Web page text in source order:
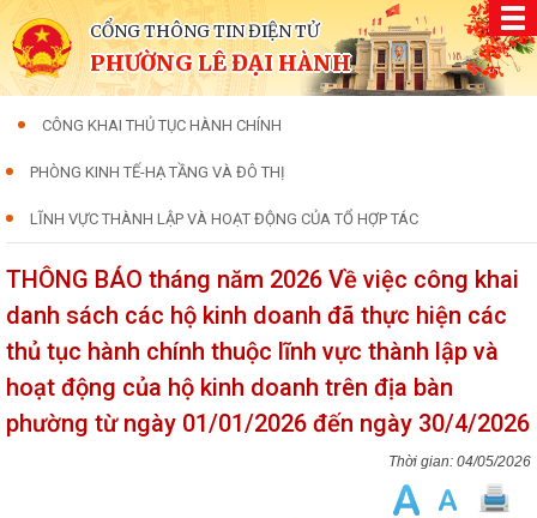
CỔNG THÔNG TIN ĐIỆN TỬ
PHƯỜNG LÊ ĐẠI HÀNH
CÔNG KHAI THỦ TỤC HÀNH CHÍNH
PHÒNG KINH TẾ-HẠ TẦNG VÀ ĐÔ THỊ
LĨNH VỰC THÀNH LẬP VÀ HOẠT ĐỘNG CỦA TỔ HỢP TÁC
THÔNG BÁO tháng năm 2026 Về việc công khai
danh sách các hộ kinh doanh đã thực hiện các
thủ tục hành chính thuộc lĩnh vực thành lập và
hoạt động của hộ kinh doanh trên địa bàn
phường từ ngày 01/01/2026 đến ngày 30/4/2026
04/05/2026